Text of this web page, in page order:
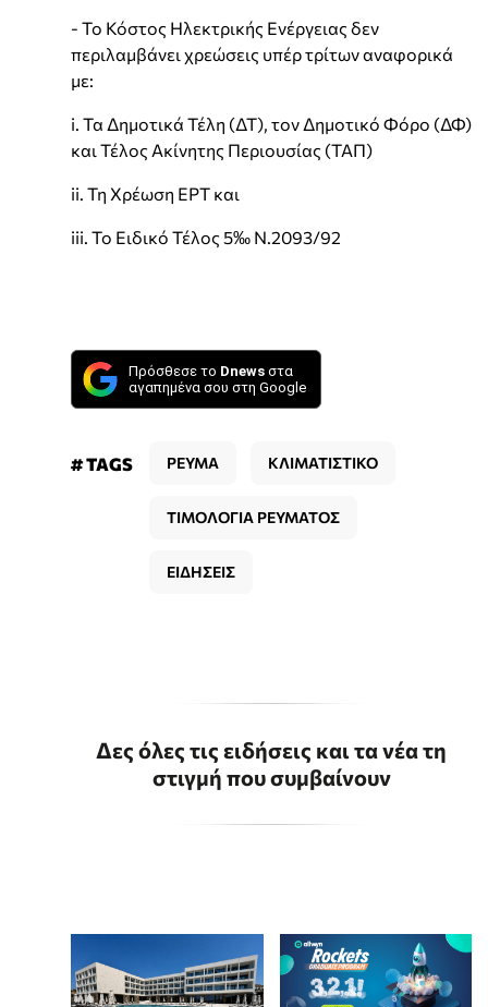
- Το Κόστος Ηλεκτρικής Ενέργειας δεν
περιλαμβάνει χρεώσεις υπέρ τρίτων αναφορικά
με:
i. Τα Δημοτικά Τέλη (ΔΤ), τον Δημοτικό Φόρο (ΔΦ)
και Τέλος Ακίνητης Περιουσίας (ΤΑΠ)
ii. Τη Χρέωση ΕΡΤ και
iii. Το Ειδικό Τέλος 5‰ N.2093/92
Πρόσθεσε το Dnews στα
αγαπημένα σου στη Google
# TAGS ΡΕΥΜΑ ΚΛΙΜΑΤΙΣΤΙΚΟ
ΤΙΜΟΛΟΓΙΑ ΡΕΥΜΑΤΟΣ
ΕΙΔΗΣΕΙΣ
Δες όλες τις ειδήσεις και τα νέα τη
στιγμή που συμβαίνουν